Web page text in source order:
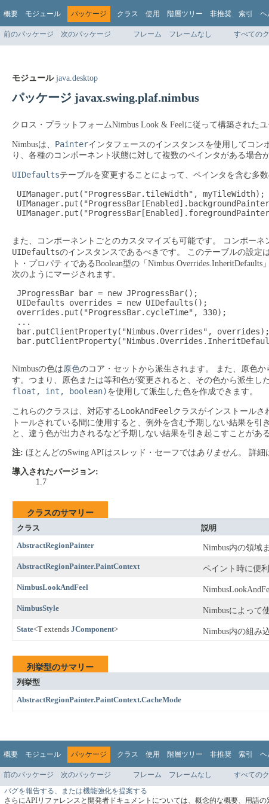
概要 モジュール パッケージ クラス 使用 階層ツリー 非推奨 索引 ヘ
前のパッケージ 次のパッケージ フレーム フレームなし すべての
モジュール java.desktop
パッケージ javax.swing.plaf.nimbus
クロス・プラットフォームNimbus Look & Feelに従って構築された
Nimbusは、 Painterインタフェースのインスタンスを使用してコン
り、各種のコンポーネント状態に対して複数のペインタがある場合
UIDefaultsテーブルを変更することによって、ペインタを含む多
UIManager.put("ProgressBar.tileWidth", myTileWidth);
また、コンポーネントごとのカスタマイズも可能です。 コンポーネ
UIDefaultsのインスタンスであるべきです。 このテーブルの設定
ト・プロパティであるBoolean型の「
次のようにマージされます。
JProgressBar bar = new JProgressBar();
UIDefaults overrides = new UIDefaults();
overrides.put("ProgressBar.cycleTime", 330);
...
bar.putClientProperty("Nimbus.Overrides", overrides);
Nimbusの色は原色のコア・セットから派生されます。 また、原色
す。つまり、原色または等和色が変更されると、その色から派生し
float, int, boolean) を使用して派生した色を作成できます。
これらのクラスは、対応する LookAndFeel クラスがインストールさ
トールされている間に使用すると、例外を含む予期しない結果を引
と、違う色が出力されるなど予期しない結果を引き起こすことがあ
注: ほとんどのSwing APIはスレッド・セーフではありません。 詳細
導入されたバージョン:
1.7
クラスのサマリー
クラス
説明
AbstractRegionPainter
Nimbus内の領域
AbstractRegionPainter.PaintContext ペイント時に便
NimbusLookAndFeel
NimbusStyle Nimbusによって
State<T extends JComponent> Nimbus内の組み
列挙型のサマリー
列挙型
AbstractRegionPainter.PaintContext.CacheMode
概要 モジュール パッケージ クラス 使用 階層ツリー 非推奨 索引 ヘ
前のパッケージ 次のパッケージ フレーム フレームなし すべての
バグを報告する、または機能強化を提案する
さらにAPIリファレンスと開発者ドキュメントについては、概念的な概要、用語